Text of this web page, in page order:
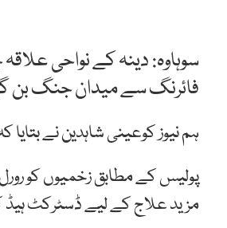
سوہاوہ: دینہ کے نواحی
فائرنگ سے میدان جنگ بن
ہم نیوز کوعینی شاہدین نے بتایا
پولیس کے مطابق زخمیوں کو
مزید علاج کے لیے ڈسٹرکٹ ہیڈ